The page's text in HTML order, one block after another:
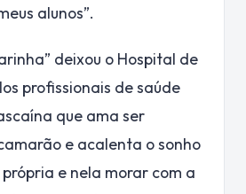
alunos”.
deixou o Hospital de
profissionais de saúde
que ama ser
e acalenta o sonho
e nela morar com a